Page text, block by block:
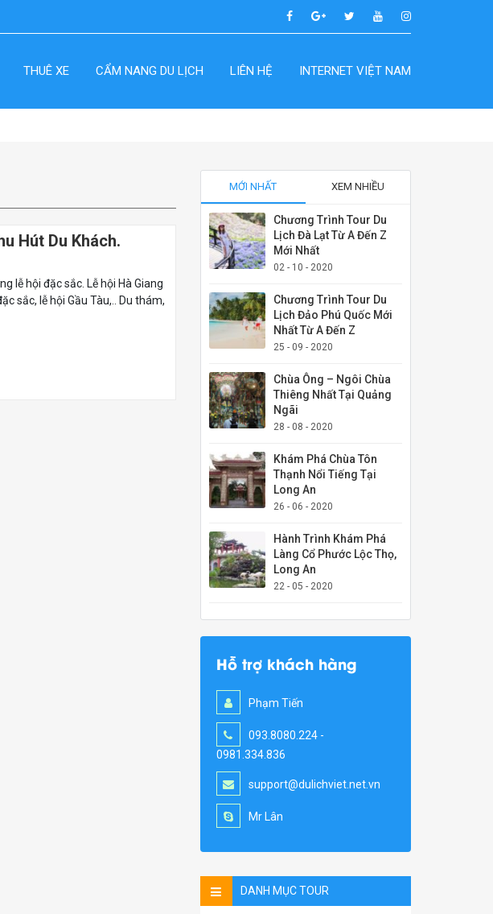
THUÊ XE CẨM NANG DU LỊCH LIÊN HỆ INTERNET VIỆT NAM
Hút Du Khách.
lễ hội đặc sắc. Lễ hội Hà Giang
sắc, lễ hội Gầu Tàu,.. Du thám,
MỚI NHẤT XEM NHIỀU
Chương Trình Tour Du
Lịch Đà Lạt Từ A Đến Z
Mới Nhất
02 - 10 - 2020
Chương Trình Tour Du
Lịch Đảo Phú Quốc Mới
Nhất Từ A Đến Z
25 - 09 - 2020
Chùa Ông – Ngôi Chùa
Thiêng Nhất Tại Quảng
Ngãi
28 - 08 - 2020
Khám Phá Chùa Tôn
Thạnh Nổi Tiếng Tại
Long An
26 - 06 - 2020
Hành Trình Khám Phá
Làng Cổ Phước Lộc Thọ,
Long An
22 - 05 - 2020
Hỗ trợ khách hàng
Phạm Tiến
093.8080.224 -
0981.334.836
support@dulichviet.net.vn
Mr Lân
DANH MỤC TOUR